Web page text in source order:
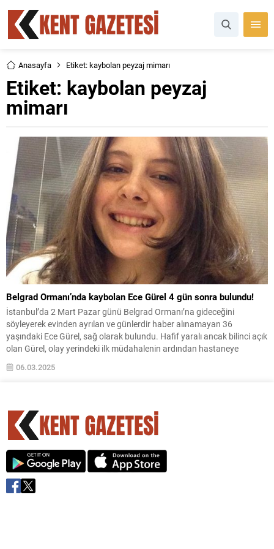
Anasayfa Etiket: kaybolan peyzaj mimarı
Etiket: kaybolan peyzaj
mimarı
Belgrad Ormanı’nda kaybolan Ece Gürel 4 gün sonra bulundu!
İstanbul’da 2 Mart Pazar günü Belgrad Ormanı’na gideceğini
söyleyerek evinden ayrılan ve günlerdir haber alınamayan 36
yaşındaki Ece Gürel, sağ olarak bulundu. Hafif yaralı ancak bilinci açık
olan Gürel, olay yerindeki ilk müdahalenin ardından hastaneye
sonra kendisinden haber alınamayan Ece Gürel için başlatılan
06.03.2025